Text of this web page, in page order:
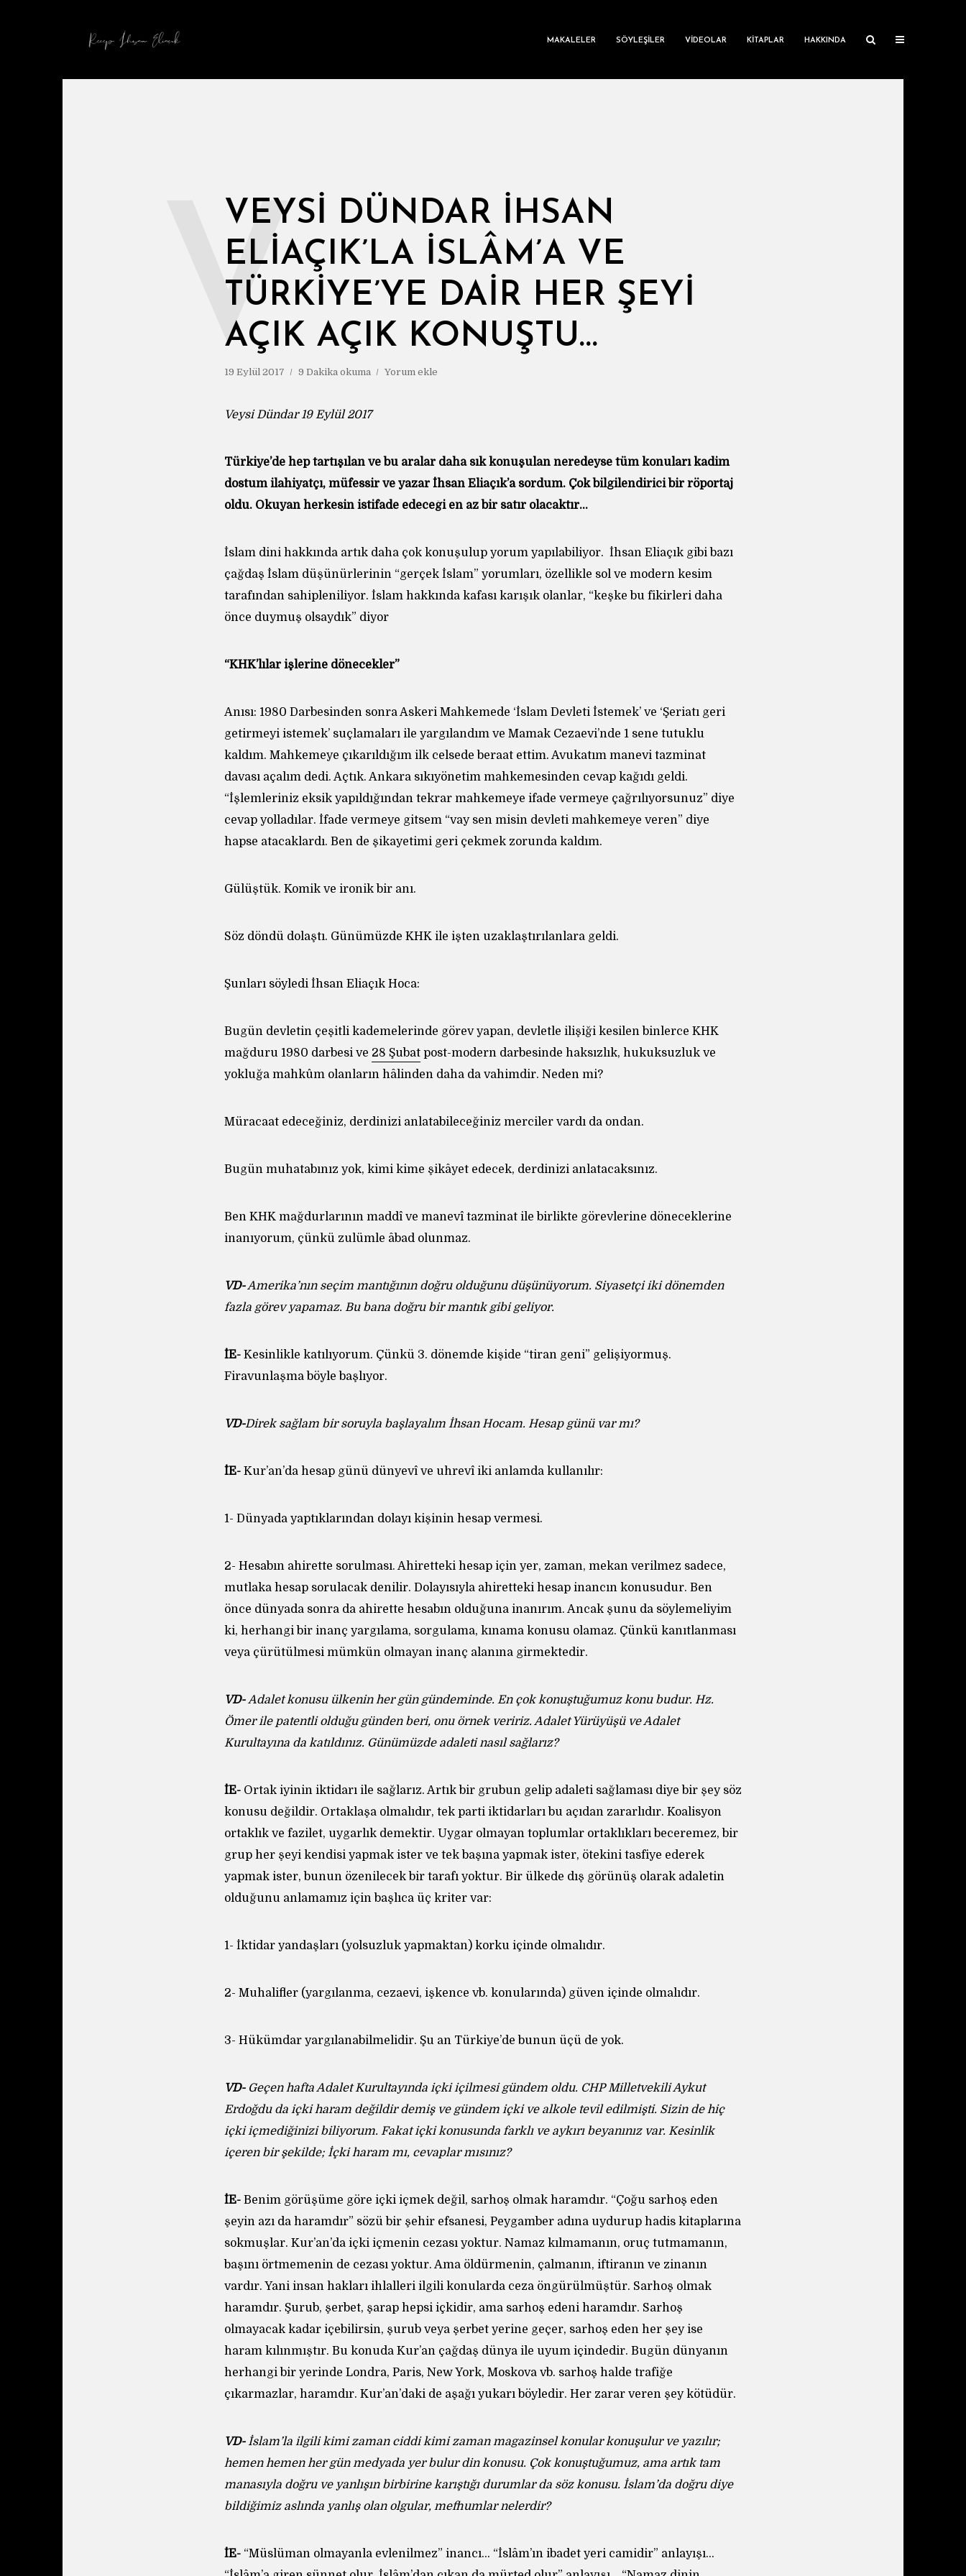
MAKALELER SÖYLEŞILER VIDEOLAR KITAPLAR HAKKINDA
VEYSI DÜNDAR İHSAN
ELIAÇIK’LA İSLÂM’A VE
TÜRKIYE’YE DAIR HER ŞEYI
AÇIK AÇIK KONUŞTU…
19 Eylül 2017 9 Dakika okuma Yorum ekle
V
Veysi Dündar 19 Eylül 2017
Türkiye’de hep tartışılan ve bu aralar daha sık konuşulan neredeyse tüm konuları kadim
dostum ilahiyatçı, müfessir ve yazar İhsan Eliaçık’a sordum. Çok bilgilendirici bir röportaj
oldu. Okuyan herkesin istifade edeceği en az bir satır olacaktır…
İslam dini hakkında artık daha çok konuşulup yorum yapılabiliyor. İhsan Eliaçık gibi bazı
çağdaş İslam düşünürlerinin “gerçek İslam” yorumları, özellikle sol ve modern kesim
tarafından sahipleniliyor. İslam hakkında kafası karışık olanlar, “keşke bu fikirleri daha
önce duymuş olsaydık” diyor
“KHK’lılar işlerine dönecekler”
Anısı: 1980 Darbesinden sonra Askeri Mahkemede ‘İslam Devleti İstemek’ ve ‘Şeriatı geri
getirmeyi istemek’ suçlamaları ile yargılandım ve Mamak Cezaevi’nde 1 sene tutuklu
kaldım. Mahkemeye çıkarıldığım ilk celsede beraat ettim. Avukatım manevi tazminat
davası açalım dedi. Açtık. Ankara sıkıyönetim mahkemesinden cevap kağıdı geldi.
“İşlemleriniz eksik yapıldığından tekrar mahkemeye ifade vermeye çağrılıyorsunuz” diye
cevap yolladılar. İfade vermeye gitsem “vay sen misin devleti mahkemeye veren” diye
hapse atacaklardı. Ben de şikayetimi geri çekmek zorunda kaldım.
Gülüştük. Komik ve ironik bir anı.
Söz döndü dolaştı. Günümüzde KHK ile işten uzaklaştırılanlara geldi.
Şunları söyledi İhsan Eliaçık Hoca:
Bugün devletin çeşitli kademelerinde görev yapan, devletle ilişiği kesilen binlerce KHK
mağduru 1980 darbesi ve 28 Şubat post-modern darbesinde haksızlık, hukuksuzluk ve
yokluğa mahkûm olanların hâlinden daha da vahimdir. Neden mi?
Müracaat edeceğiniz, derdinizi anlatabileceğiniz merciler vardı da ondan.
Bugün muhatabınız yok, kimi kime şikâyet edecek, derdinizi anlatacaksınız.
Ben KHK mağdurlarının maddî ve manevî tazminat ile birlikte görevlerine döneceklerine
inanıyorum, çünkü zulümle âbad olunmaz.
VD-Amerika’nın seçim mantığının doğru olduğunu düşünüyorum. Siyasetçi iki dönemden
fazla görev yapamaz. Bu bana doğru bir mantık gibi geliyor.
İE- Kesinlikle katılıyorum. Çünkü 3. dönemde kişide “tiran geni” gelişiyormuş.
Firavunlaşma böyle başlıyor.
VD-Direk sağlam bir soruyla başlayalım İhsan Hocam. Hesap günü var mı?
İE- Kur’an’da hesap günü dünyevî ve uhrevî iki anlamda kullanılır:
1- Dünyada yaptıklarından dolayı kişinin hesap vermesi.
2- Hesabın ahirette sorulması. Ahiretteki hesap için yer, zaman, mekan verilmez sadece,
mutlaka hesap sorulacak denilir. Dolayısıyla ahiretteki hesap inancın konusudur. Ben
önce dünyada sonra da ahirette hesabın olduğuna inanırım. Ancak şunu da söylemeliyim
ki, herhangi bir inanç yargılama, sorgulama, kınama konusu olamaz. Çünkü kanıtlanması
veya çürütülmesi mümkün olmayan inanç alanına girmektedir.
VD-Adalet konusu ülkenin her gün gündeminde. En çok konuştuğumuz konu budur. Hz.
Ömer ile patentli olduğu günden beri, onu örnek veririz. Adalet Yürüyüşü ve Adalet
Kurultayına da katıldınız. Günümüzde adaleti nasıl sağlarız?
İE- Ortak iyinin iktidarı ile sağlarız. Artık bir grubun gelip adaleti sağlaması diye bir şey söz
konusu değildir. Ortaklaşa olmalıdır, tek parti iktidarları bu açıdan zararlıdır. Koalisyon
ortaklık ve fazilet, uygarlık demektir. Uygar olmayan toplumlar ortaklıkları beceremez, bir
grup her şeyi kendisi yapmak ister ve tek başına yapmak ister, ötekini tasfiye ederek
yapmak ister, bunun özenilecek bir tarafı yoktur. Bir ülkede dış görünüş olarak adaletin
olduğunu anlamamız için başlıca üç kriter var:
1- İktidar yandaşları (yolsuzluk yapmaktan) korku içinde olmalıdır.
2- Muhalifler (yargılanma, cezaevi, işkence vb. konularında) güven içinde olmalıdır.
3- Hükümdar yargılanabilmelidir. Şu an Türkiye’de bunun üçü de yok.
VD- Geçen hafta Adalet Kurultayında içki içilmesi gündem oldu. CHP Milletvekili Aykut
Erdoğdu da içki haram değildir demiş ve gündem içki ve alkole tevil edilmişti. Sizin de hiç
içki içmediğinizi biliyorum. Fakat içki konusunda farklı ve aykırı beyanınız var. Kesinlik
içeren bir şekilde; İçki haram mı, cevaplar mısınız?
İE- Benim görüşüme göre içki içmek değil, sarhoş olmak haramdır. “Çoğu sarhoş eden
şeyin azı da haramdır” sözü bir şehir efsanesi, Peygamber adına uydurup hadis kitaplarına
sokmuşlar. Kur’an’da içki içmenin cezası yoktur. Namaz kılmamanın, oruç tutmamanın,
başını örtmemenin de cezası yoktur. Ama öldürmenin, çalmanın, iftiranın ve zinanın
vardır. Yani insan hakları ihlalleri ilgili konularda ceza öngürülmüştür. Sarhoş olmak
haramdır. Şurub, şerbet, şarap hepsi içkidir, ama sarhoş edeni haramdır. Sarhoş
olmayacak kadar içebilirsin, şurub veya şerbet yerine geçer, sarhoş eden her şey ise
haram kılınmıştır. Bu konuda Kur’an çağdaş dünya ile uyum içindedir. Bugün dünyanın
herhangi bir yerinde Londra, Paris, New York, Moskova vb. sarhoş halde trafiğe
çıkarmazlar, haramdır. Kur’an’daki de aşağı yukarı böyledir. Her zarar veren şey kötüdür.
VD-İslam’la ilgili kimi zaman ciddi kimi zaman magazinsel konular konuşulur ve yazılır;
hemen hemen her gün medyada yer bulur din konusu. Çok konuştuğumuz, ama artık tam
manasıyla doğru ve yanlışın birbirine karıştığı durumlar da söz konusu. İslam’da doğru diye
bildiğimiz aslında yanlış olan olgular, mefhumlar nelerdir?
İE- “Müslüman olmayanla evlenilmez” inancı… “İslâm’ın ibadet yeri camidir” anlayışı…